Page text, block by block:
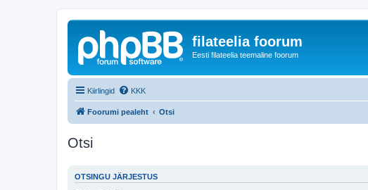
filateelia foorum
Eesti filateelia teemaline foorum
Kiirlingid KKK
Foorumi pealeht Otsi
Otsi
OTSINGU JÄRJESTUS